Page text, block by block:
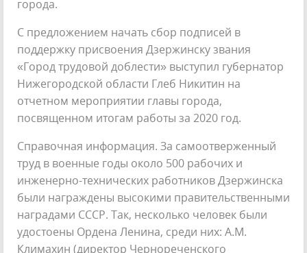
города.
С предложением начать сбор подписей в
поддержку присвоения Дзержинску звания
«Город трудовой доблести» выступил губернатор
Нижегородской области Глеб Никитин на
отчетном мероприятии главы города,
посвященном итогам работы за 2020 год.
Справочная информация. За самоотверженный
труд в военные годы около 500 рабочих и
инженерно-технических работников Дзержинска
были награждены высокими правительственными
наградами СССР. Так, несколько человек были
удостоены Ордена Ленина, среди них: А.М.
Климахин (директор Чернореченского